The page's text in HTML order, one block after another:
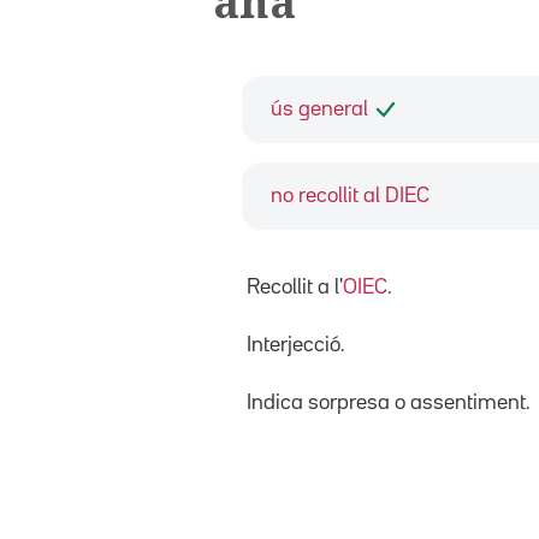
ús general
no recollit al DIEC
Recollit a l'OIEC.
Interjecció.
Indica sorpresa o assentiment.